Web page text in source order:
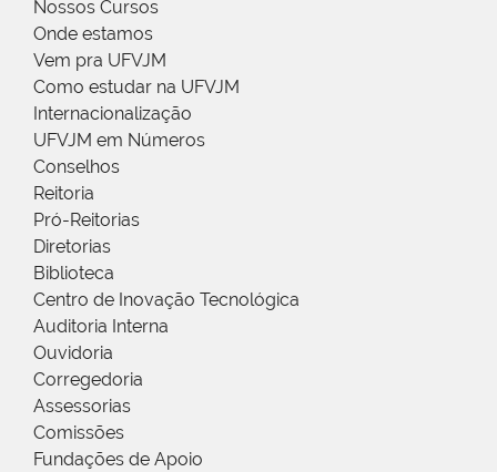
Nossos Cursos
Onde estamos
Vem pra UFVJM
Como estudar na UFVJM
Internacionalização
UFVJM em Números
Conselhos
Reitoria
Pró-Reitorias
Diretorias
Biblioteca
Centro de Inovação Tecnológica
Auditoria Interna
Ouvidoria
Corregedoria
Assessorias
Comissões
Fundações de Apoio